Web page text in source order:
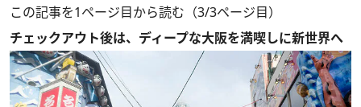
この記事を1ページ目から読む（3/3ページ目）
チェックアウト後は、ディープな大阪を満喫しに新世界へ